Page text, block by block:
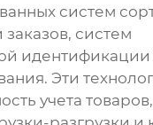
систем
систем
идентификации
Эти
учета